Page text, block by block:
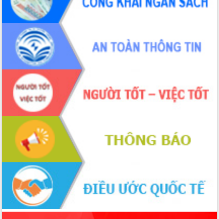
phá cơ chế - Hợp tác công tư
Đề án 06 tạo bước ngoặt đột phá trong
cải cách hành chính tỉnh Đắk Lắk
Kết nối tour, đẩy mạnh chuyển đổi số
để phát triển du lịch Đắk Lắk
Khởi động Dự án Đầu tư xây dựng hạ
tầng kỹ thuật Cụm công nghiệp Tân
Tiến
Gặp mặt các cơ quan báo chí nhân Kỷ
niệm 101 năm Ngày Báo chí Cách
mạng Việt Nam
Đắk Lắk sơ kết 4 năm triển khai thực
hiện Đề án 06 của Chính phủ
Họp báo thông tin về Hội nghị Công bố
Quy hoạch và Xúc tiến đầu tư tỉnh Đắk
Khơi thông điểm nghẽn, đẩy nhanh
giải ngân vốn khắc phục thiên tai
HĐND tỉnh thông qua điều chỉnh Quy
hoạch tỉnh thời kỳ 2021-2030